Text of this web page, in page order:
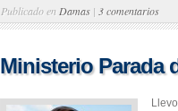
Publicado en Damas | 3 comentarios
Ministerio Parada